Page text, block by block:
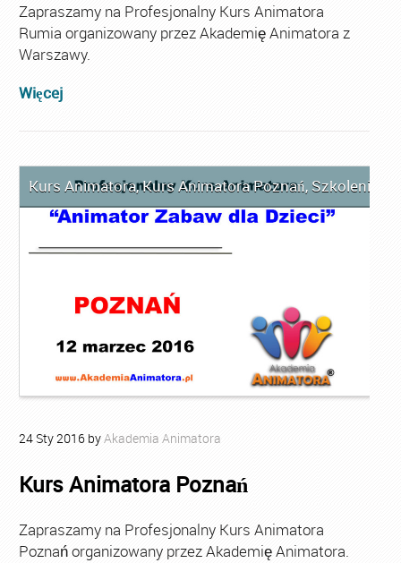
Zapraszamy na Profesjonalny Kurs Animatora
Rumia organizowany przez Akademię Animatora z
Warszawy.
Więcej
Kurs Animatora,Kurs Animatora Poznań, Szkolenie
24 Sty2016 byAkademia Animatora
Kurs Animatora Poznań
Zapraszamy na Profesjonalny Kurs Animatora
Poznań organizowany przez Akademię Animatora.